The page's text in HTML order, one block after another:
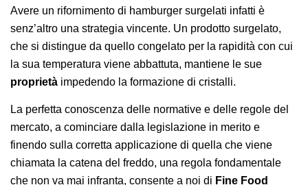
Avere un rifornimento di hamburger surgelati infatti è
senz’altro una strategia vincente. Un prodotto surgelato,
che si distingue da quello congelato per la rapidità con cui
la sua temperatura viene abbattuta, mantiene le sue
proprietà impedendo la formazione di cristalli.
La perfetta conoscenza delle normative e delle regole del
mercato, a cominciare dalla legislazione in merito e
finendo sulla corretta applicazione di quella che viene
chiamata la catena del freddo, una regola fondamentale
che non va mai infranta, consente a noi di Fine Food